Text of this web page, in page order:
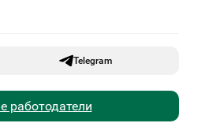
Telegram
работодатели